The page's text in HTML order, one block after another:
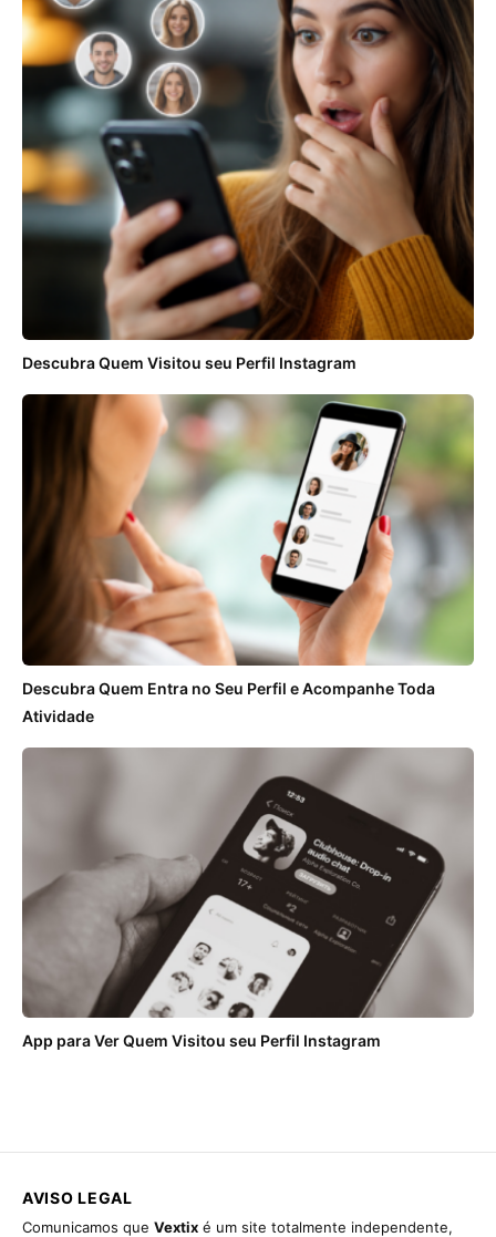
Descubra Quem Visitou seu Perfil Instagram
Descubra Quem Entra no Seu Perfil e Acompanhe Toda
Atividade
App para Ver Quem Visitou seu Perfil Instagram
AVISO LEGAL
Comunicamos que Vextix é um site totalmente independente,